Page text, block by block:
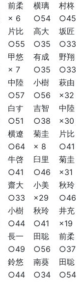
前柔 横璃
村柊
× 6 ○54
○45
片比 高大
坂匠
○55 ○35
○33
甲悠 有成
野翔
× 7 ○35
○33
中陸 小樹
萩由
○57 ○56
×32
白す 吉智
中陸
○51 ○38
×30
横遼 菊圭
片比
○64 × 8
○41
牛啓 臼里
菊圭
○41 ○46
×31
齋大 小美
秋玲
○33 ×29
○46
小樹 秋玲
井充
○44 ○41
×19
長一 田聡
前柔
○49 ○56
○37
鈴悠 南葵
田聡
○44 ○34
○54